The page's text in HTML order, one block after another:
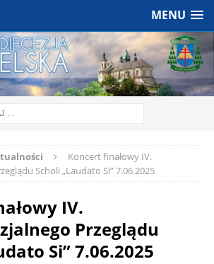
MENU
Koncert finałowy IV.
Scholi „Laudato Si” 7.06.2025
IV.
Przeglądu
Si” 7.06.2025